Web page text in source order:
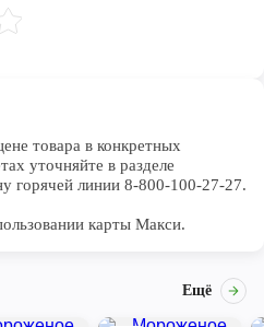
товара в конкретных
уточняйте в разделе
горячей линии 8-800-100-27-27.
карты Макси.
Ещё